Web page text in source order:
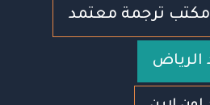
مكتب ترجمة معتمد